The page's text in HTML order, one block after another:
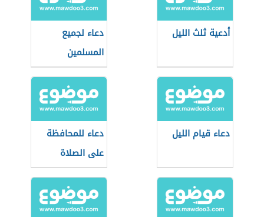
أدعية ثلث الليل
دعاء لجميع
المسلمين
دعاء قيام الليل
دعاء للمحافظة
على الصلاة